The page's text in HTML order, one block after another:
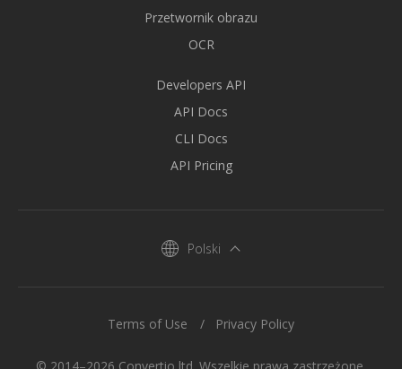
Przetwornik obrazu
OCR
Developers API
API Docs
CLI Docs
API Pricing
Polski
Terms of Use Privacy Policy